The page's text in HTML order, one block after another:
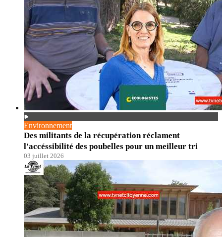
Environnement
Des militants de la récupération réclament
l'accéssibilité des poubelles pour un meilleur tri
03 juillet 2026